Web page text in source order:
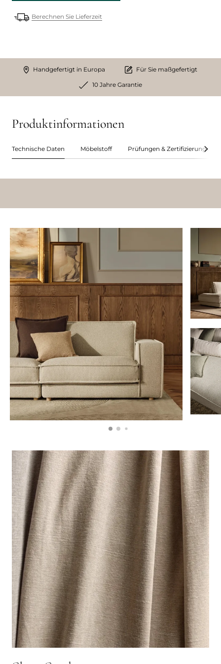
Berechnen Sie Lieferzeit
Handgefertigt in Europa Für Sie maßgefertigt
10 Jahre Garantie
Produktinformationen
Technische Daten Möbelstoff Prüfungen & Zertifizierungen